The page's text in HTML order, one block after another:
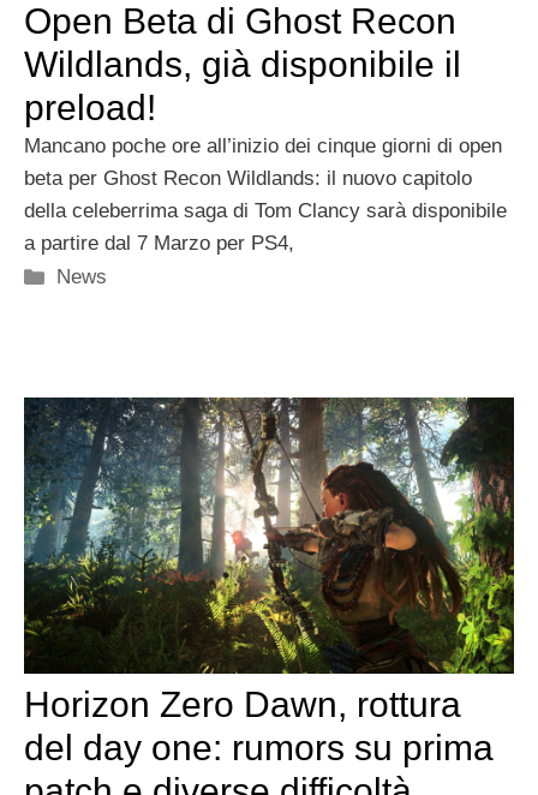
Open Beta di Ghost Recon
Wildlands, già disponibile il
preload!
Mancano poche ore all’inizio dei cinque giorni di open
beta per Ghost Recon Wildlands: il nuovo capitolo
della celeberrima saga di Tom Clancy sarà disponibile
a partire dal 7 Marzo per PS4,
Categorie
News
Horizon Zero Dawn, rottura
del day one: rumors su prima